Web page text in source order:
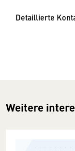
Detaillierte
Weitere